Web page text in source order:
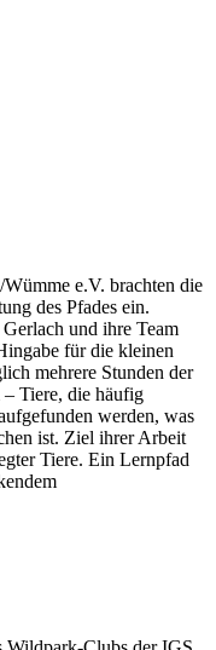
e.V. brachten die
des Pfades ein.
und ihre Team
für die kleinen
mehrere Stunden der
Tiere, die häufig
werden, was
ist. Ziel ihrer Arbeit
Tiere. Ein Lernpfad